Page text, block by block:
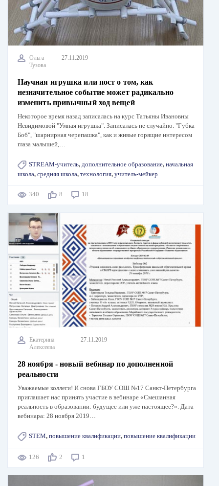
Ольга
Тузова
27.11.2019
Научная игрушка или пост о том, как
незначительное событие может радикально
изменить привычный ход вещей
Некоторое время назад записалась на курс Татьяны Ивановны
Невидимовой "Умная игрушка". Записалась не случайно. "Губка
Боб", "шарнирная черепашка", как и живые горящие интересом
глаза малышей,…
STREAM-учитель, дополнительное образование, начальная
школа, средняя школа, технология, учитель-мейкер
340 8 18
Екатерина
Алексеева
27.11.2019
28 ноября - новый вебинар по дополненной
реальности
Уважаемые коллеги! И снова ГБОУ СОШ №17 Санкт-Петербурга
приглашает нас принять участие в вебинаре «Смешанная
реальность в образовании: будущее или уже настоящее?». Дата
вебинара: 28 ноября 2019…
STEM, повышение квалификации, повышение квалификации
126 2 1